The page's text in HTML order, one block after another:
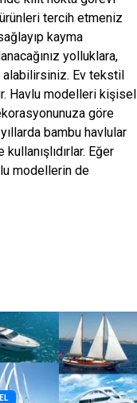
tercih etmeniz
kayma
yolluklara,
alabilirsiniz. Ev tekstil
Havlu modelleri kişisel
göre
bambu havlular
Eğer
modellerin de